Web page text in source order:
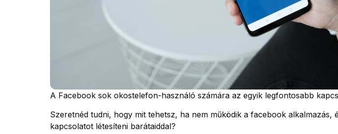
A Facebook sok okostelefon-használó számára az egyik legfontosabb
Szeretnéd tudni, hogy mit tehetsz, ha nem működik a facebook alkalmazás,
kapcsolatot létesíteni barátaiddal?